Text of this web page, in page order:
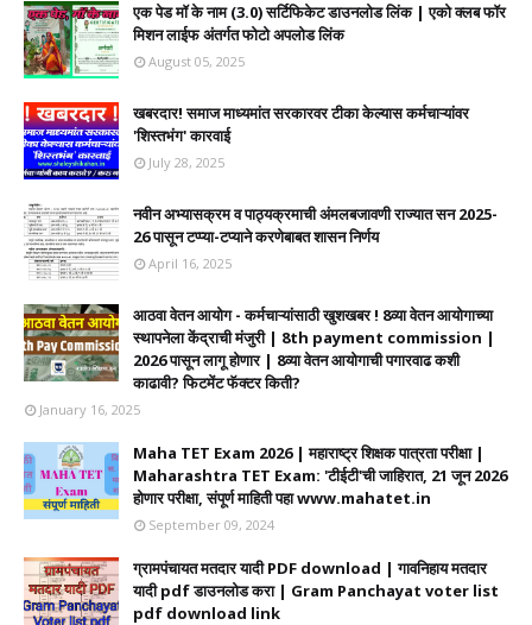
एक पेड मॉ के नाम (3.0) सर्टिफिकेट डाउनलोड लिंक | एको क्लब फॉर
मिशन लाईफ अंतर्गत फोटो अपलोड लिंक
August 05, 2025
खबरदार! समाज माध्यमांत सरकारवर टीका केल्यास कर्मचाऱ्यांवर
'शिस्तभंग' कारवाई
July 28, 2025
नवीन अभ्यासक्रम व पाठ्यक्रमाची अंमलबजावणी राज्यात सन 2025-
26 पासून टप्प्या-टप्याने करणेबाबत शासन निर्णय
April 16, 2025
आठवा वेतन आयोग - कर्मचाऱ्यांसाठी खुशखबर ! 8व्या वेतन आयोगाच्या
स्थापनेला केंद्राची मंजुरी | 8th payment commission |
2026 पासून लागू होणार | 8व्या वेतन आयोगाची पगारवाढ कशी
काढावी? फिटमेंट फॅक्टर किती?
January 16, 2025
Maha TET Exam 2026 | महाराष्ट्र शिक्षक पात्रता परीक्षा |
Maharashtra TET Exam: 'टीईटी'ची जाहिरात, 21 जून 2026
होणार परीक्षा, संपूर्ण माहिती पहा www.mahatet.in
September 09, 2024
ग्रामपंचायत मतदार यादी PDF download | गावनिहाय मतदार
यादी pdf डाउनलोड करा | Gram Panchayat voter list
pdf download link